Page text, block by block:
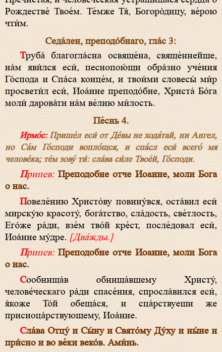
Рождестве́ Твое́м. Те́мже Тя́, Богоро́дицу, ве́рою
чти́м.
Седа́лен, преподо́бнаго, гла́с 3:
Труба́ благогла́сна освяще́на, свяще́ннейше,
на́м яви́лся еси́, песнопою́щи обра́зно уче́ния
Го́спода и Спа́са конце́м, и твои́ми словесы́ ми́р
просвети́л еси́, Иоа́нне преподо́бне, Христа́ Бо́га
моли́ дарова́ти на́м ве́лию ми́лость.
Пе́снь 4.
Ирмо́с:Прише́л еси́ от Де́вы не хода́тай, ни Ангел,
но Са́м Го́споди вопло́щся, и спа́сл еси́ всего́ мя
челове́ка; те́м зову́ ти́: сла́ва си́ле Твое́й, Го́споди.
Припев: Преподобне отче Иоанне, моли Бога
о нас.
Повеле́нию Христо́ву повину́вся, оста́вил еси́
мирску́ю красоту́, бога́тство, сла́дость, све́тлость,
Его́же ра́ди, взе́м тво́й кре́ст, после́довал еси́,
Иоа́нне му́дре.[Два́жды.]
Припев: Преподобне отче Иоанне, моли Бога
о нас.
Сообнища́в обнища́вшему Христу́,
челове́ческаго ра́ди спасе́ния, спросла́вился еси́,
я́коже То́й обеща́ся, и сца́рствуеши же
присноца́рствующему, Иоа́нне.
Сла́ва Отцу́ и Сы́ну и Свято́му Ду́ху и ны́не и
при́сно и во ве́ки веко́в. Ами́нь.